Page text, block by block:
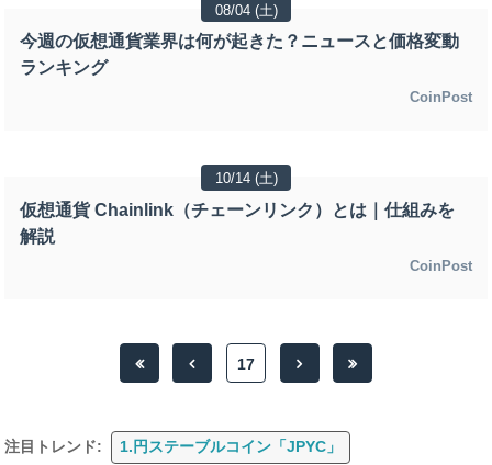
08/04 (土)
今週の仮想通貨業界は何が起きた？ニュースと価格変動
ランキング
CoinPost
10/14 (土)
仮想通貨 Chainlink（チェーンリンク）とは｜仕組みを
解説
CoinPost
17
注目トレンド: 1.円ステーブルコイン「JPYC」